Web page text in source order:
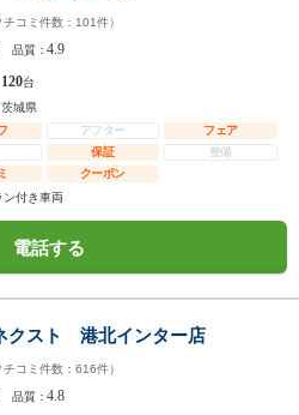
チコミ件数： 101件）
品質：4.9
120台
茨城県
アフター
フェア
保証
整備
クーポン
ン付き車両
電話する
クスト 港北インター店
チコミ件数： 616件）
品質：4.8